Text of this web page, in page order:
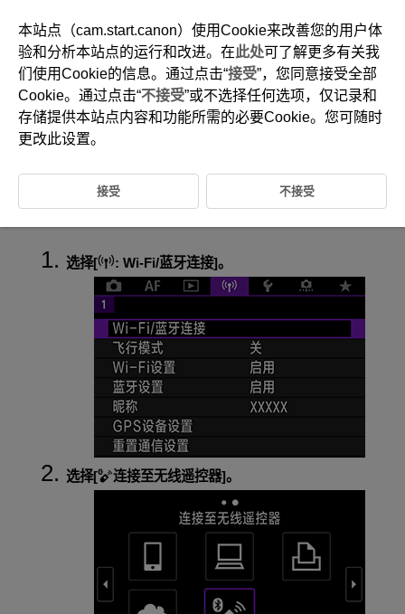
D180-180
连接到无线遥控器
本相机也可以通过蓝牙连接到无线遥控器 (另售，
)，以进行遥控
拍摄。
选择[ : Wi-Fi/蓝牙连接]。
选择[ 连接至无线遥控器]。
本站点（cam.start.canon）使用Cookie来改善您的用户体
验和分析本站点的运行和改进。在此处可了解更多有关我
们使用Cookie的信息。通过点击“接受”，您同意接受全部
Cookie。通过点击“不接受”或不选择任何选项，仅记录和
存储提供本站点内容和功能所需的必要Cookie。您可随时
更改此设置。
接受 不接受